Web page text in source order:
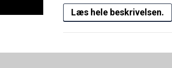
Læs hele beskrivelsen.